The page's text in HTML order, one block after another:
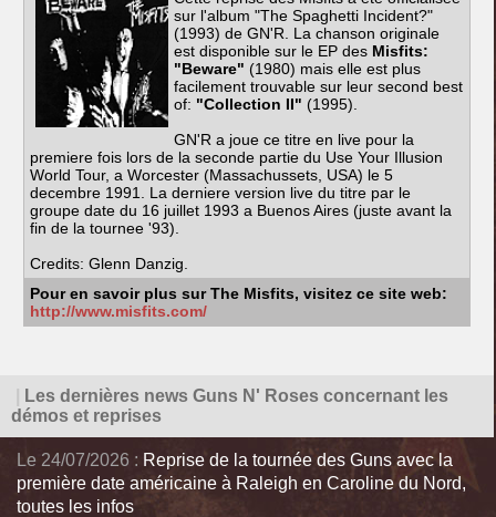
sur l'album "The Spaghetti Incident?"
(1993) de GN'R. La chanson originale
est disponible sur le EP des Misfits:
"Beware" (1980) mais elle est plus
facilement trouvable sur leur second best
of: "Collection II" (1995).
GN'R a joue ce titre en live pour la
premiere fois lors de la seconde partie du Use Your Illusion
World Tour, a Worcester (Massachussets, USA) le 5
decembre 1991. La derniere version live du titre par le
groupe date du 16 juillet 1993 a Buenos Aires (juste avant la
fin de la tournee '93).
Credits: Glenn Danzig.
Pour en savoir plus sur The Misfits, visitez ce site web:
http://www.misfits.com/
Les dernières news Guns N' Roses concernant les
démos et reprises
Le 24/07/2026 : Reprise de la tournée des Guns avec la
première date américaine à Raleigh en Caroline du Nord,
toutes les infos